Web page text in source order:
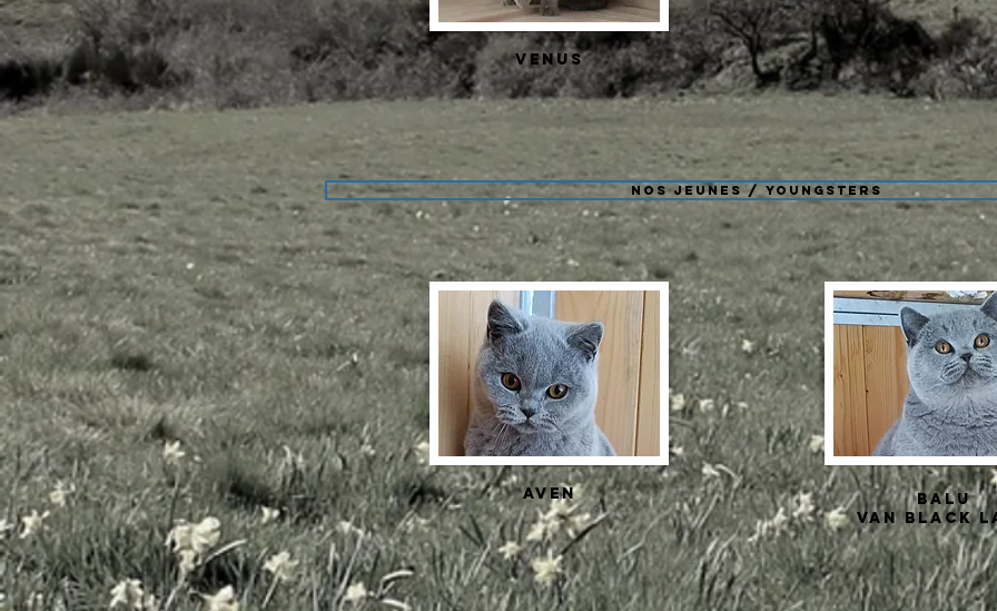
VENUS
Nos Jeunes / Youngsters
AVEN
BALU
VAN BLACK